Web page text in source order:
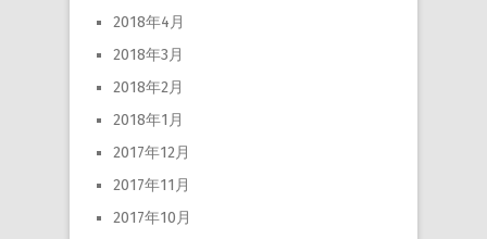
2018年4月
2018年3月
2018年2月
2018年1月
2017年12月
2017年11月
2017年10月